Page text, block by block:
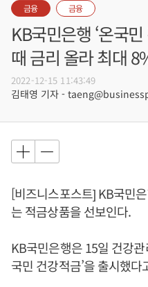
금융 금융
KB국민은행 ‘온국
때 금리 올라 최대
2022-12-15 11:43:49
김태영 기자 -
[비즈니스포스트] KB국민
는 적금상품을 선보인다.
KB국민은행은 15일 건강
국민 건강적금’을 출시했다